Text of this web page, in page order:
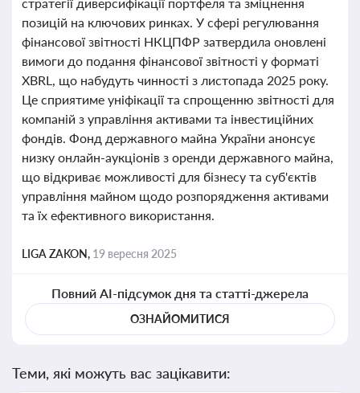
позицій на ключових ринках. У сфері регулювання
фінансової звітності НКЦПФР затвердила оновлені
вимоги до подання фінансової звітності у форматі
XBRL, що набудуть чинності з листопада 2025 року.
Це сприятиме уніфікації та спрощенню звітності для
компаній з управління активами та інвестиційних
фондів. Фонд державного майна України анонсує
низку онлайн-аукціонів з оренди державного майна,
що відкриває можливості для бізнесу та суб'єктів
управління майном щодо розпорядження активами
та їх ефективного використання.
LIGA ZAKON, 19 вересня 2025
Повний AI-підсумок дня та статті-джерела
ОЗНАЙОМИТИСЯ
Теми, які можуть вас зацікавити: